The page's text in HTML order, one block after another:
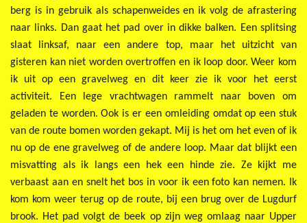
berg is in gebruik als schapenweides en ik volg de afrastering
naar links. Dan gaat het pad over in dikke balken. Een splitsing
slaat linksaf, naar een andere top, maar het uitzicht van
gisteren kan niet worden overtroffen en ik loop door. Weer kom
ik uit op een gravelweg en dit keer zie ik voor het eerst
activiteit. Een lege vrachtwagen rammelt naar boven om
geladen te worden. Ook is er een omleiding omdat op een stuk
van de route bomen worden gekapt. Mij is het om het even of ik
nu op de ene gravelweg of de andere loop. Maar dat blijkt een
misvatting als ik langs een hek een hinde zie. Ze kijkt me
verbaast aan en snelt het bos in voor ik een foto kan nemen. Ik
kom kom weer terug op de route, bij een brug over de Lugdurf
brook. Het pad volgt de beek op zijn weg omlaag naar Upper